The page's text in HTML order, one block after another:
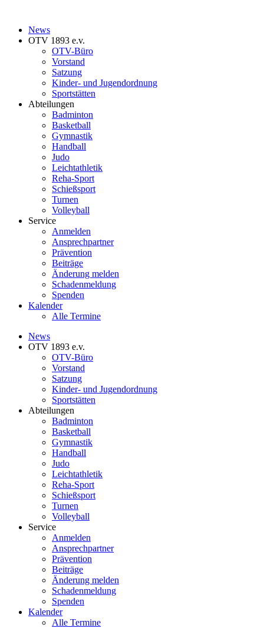
News
OTV 1893 e.v.
OTV-Büro
Vorstand
Satzung
Kinder- und Jugendordnung
Sportstätten
Abteilungen
Badminton
Basketball
Gymnastik
Handball
Judo
Leichtathletik
Reha-Sport
Schießsport
Turnen
Volleyball
Service
Anmelden
Ansprechpartner
Prävention
Beiträge
Änderung melden
Schadenmeldung
Spenden
Kalender
Alle Termine
News
OTV 1893 e.v.
OTV-Büro
Vorstand
Satzung
Kinder- und Jugendordnung
Sportstätten
Abteilungen
Badminton
Basketball
Gymnastik
Handball
Judo
Leichtathletik
Reha-Sport
Schießsport
Turnen
Volleyball
Service
Anmelden
Ansprechpartner
Prävention
Beiträge
Änderung melden
Schadenmeldung
Spenden
Kalender
Alle Termine